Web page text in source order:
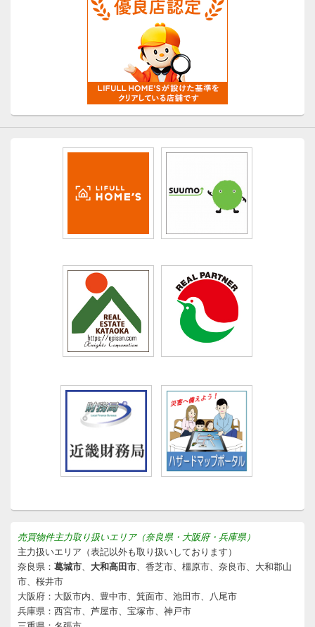
売買物件主力取り扱いエリア（奈良県・大阪府・兵庫県）
主力扱いエリア（表記以外も取り扱いしております）
奈良県： 葛城市 大和高田市 、香芝市、橿原市、奈良市、大和郡山
市、桜井市
大阪府：大阪市内、豊中市、箕面市、池田市、八尾市
兵庫県：西宮市、芦屋市、宝塚市、神戸市